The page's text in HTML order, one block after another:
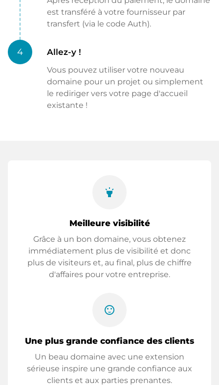
est transféré à votre fournisseur par
transfert (via le code Auth).
4 Allez-y !
Vous pouvez utiliser votre nouveau
domaine pour un projet ou simplement
le rediriger vers votre page d'accueil
existante !
highlight
Meilleure visibilité
Grâce à un bon domaine, vous obtenez
immédiatement plus de visibilité et donc
plus de visiteurs et, au final, plus de chiffre
d'affaires pour votre entreprise.
sentiment_satisfied
Une plus grande confiance des clients
Un beau domaine avec une extension
sérieuse inspire une grande confiance aux
clients et aux parties prenantes.